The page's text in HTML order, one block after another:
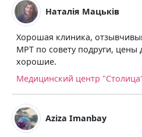
Наталія Мацьків
Хорошая клиника,
МРТ по совету подруги, цены
хорошие.
Медицинский центр
Aziza Imanbay